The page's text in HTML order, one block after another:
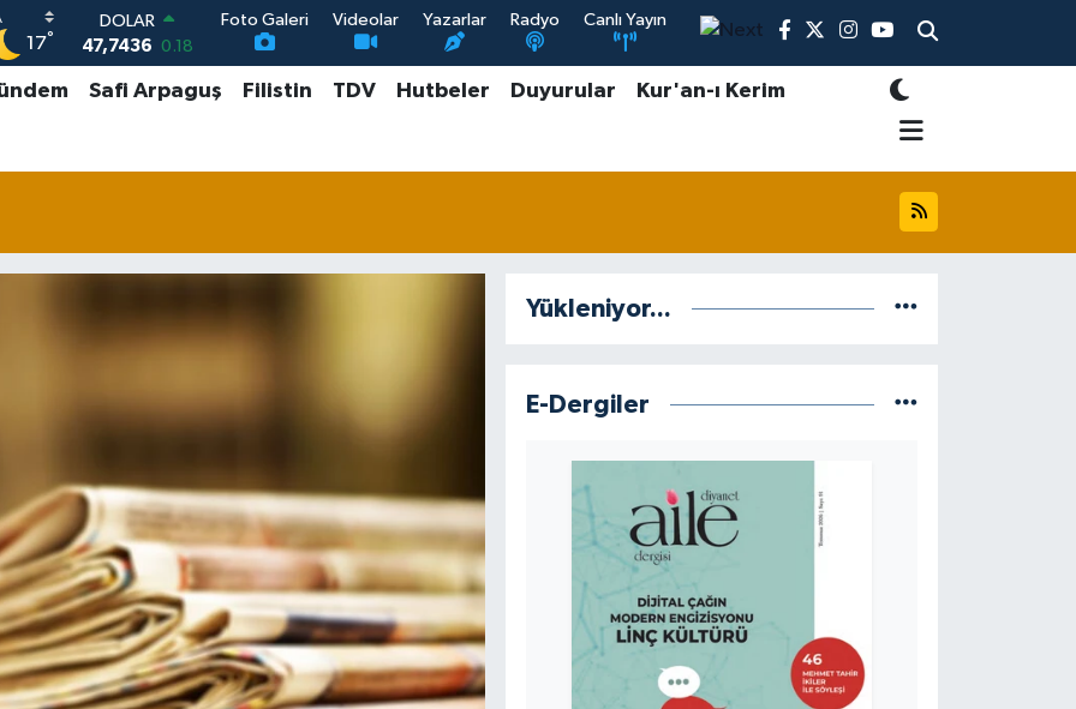
17°
DOLAR
47,7436 0.18
EURO
55,2510 0.32
GRAM ALTIN
Foto Galeri Videolar Yazarlar Radyo Canlı Yayın
Safi Arpaguş Filistin TDV Hutbeler Duyurular Kur'an-ı Kerim
Yükleniyor...
E-Dergiler